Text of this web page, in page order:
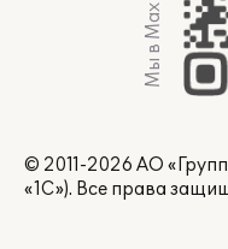
Мы в Max
© 2011-2026 АО
«1С»). Все права